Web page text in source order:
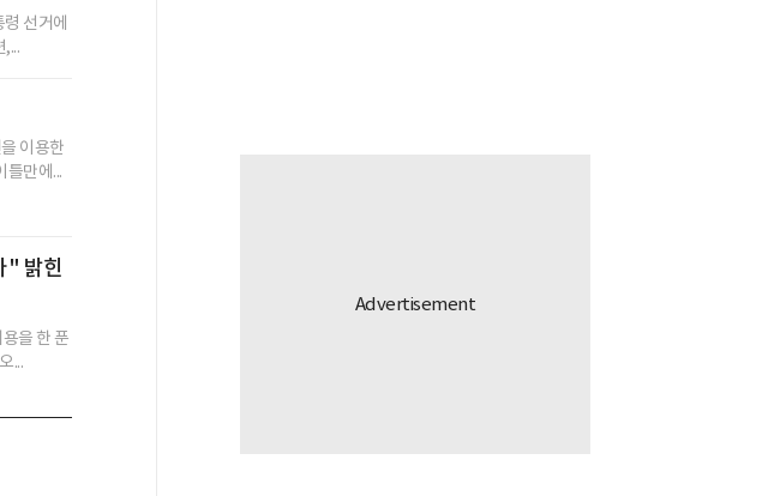
선거에
이용한
틀만에...
" 밝힌
을 한 푼
...